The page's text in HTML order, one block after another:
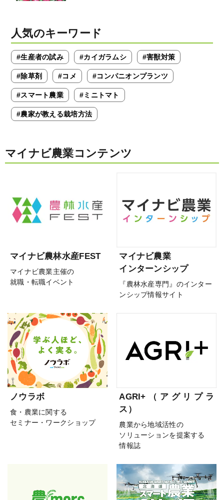
人気のキーワード
#生産者の試み #カイガラムシ #害獣対策
#除草剤 #コメ #コンパニオンプランツ
#スマート農業 #ミニトマト
#農家が教える栽培方法
マイナビ農業コンテンツ
マイナビ農林水産FEST
マイナビ農業主催の
就職・転職イベント
マイナビ農業
インターンシップ
『農林水産専門』のインター
ンシップ情報サイト
ノウラボ
食・農業に関する
セミナー・ワークショップ
AGRI+（アグリプラ
ス）
農業から地域活性の
ソリューションを提案する
情報誌